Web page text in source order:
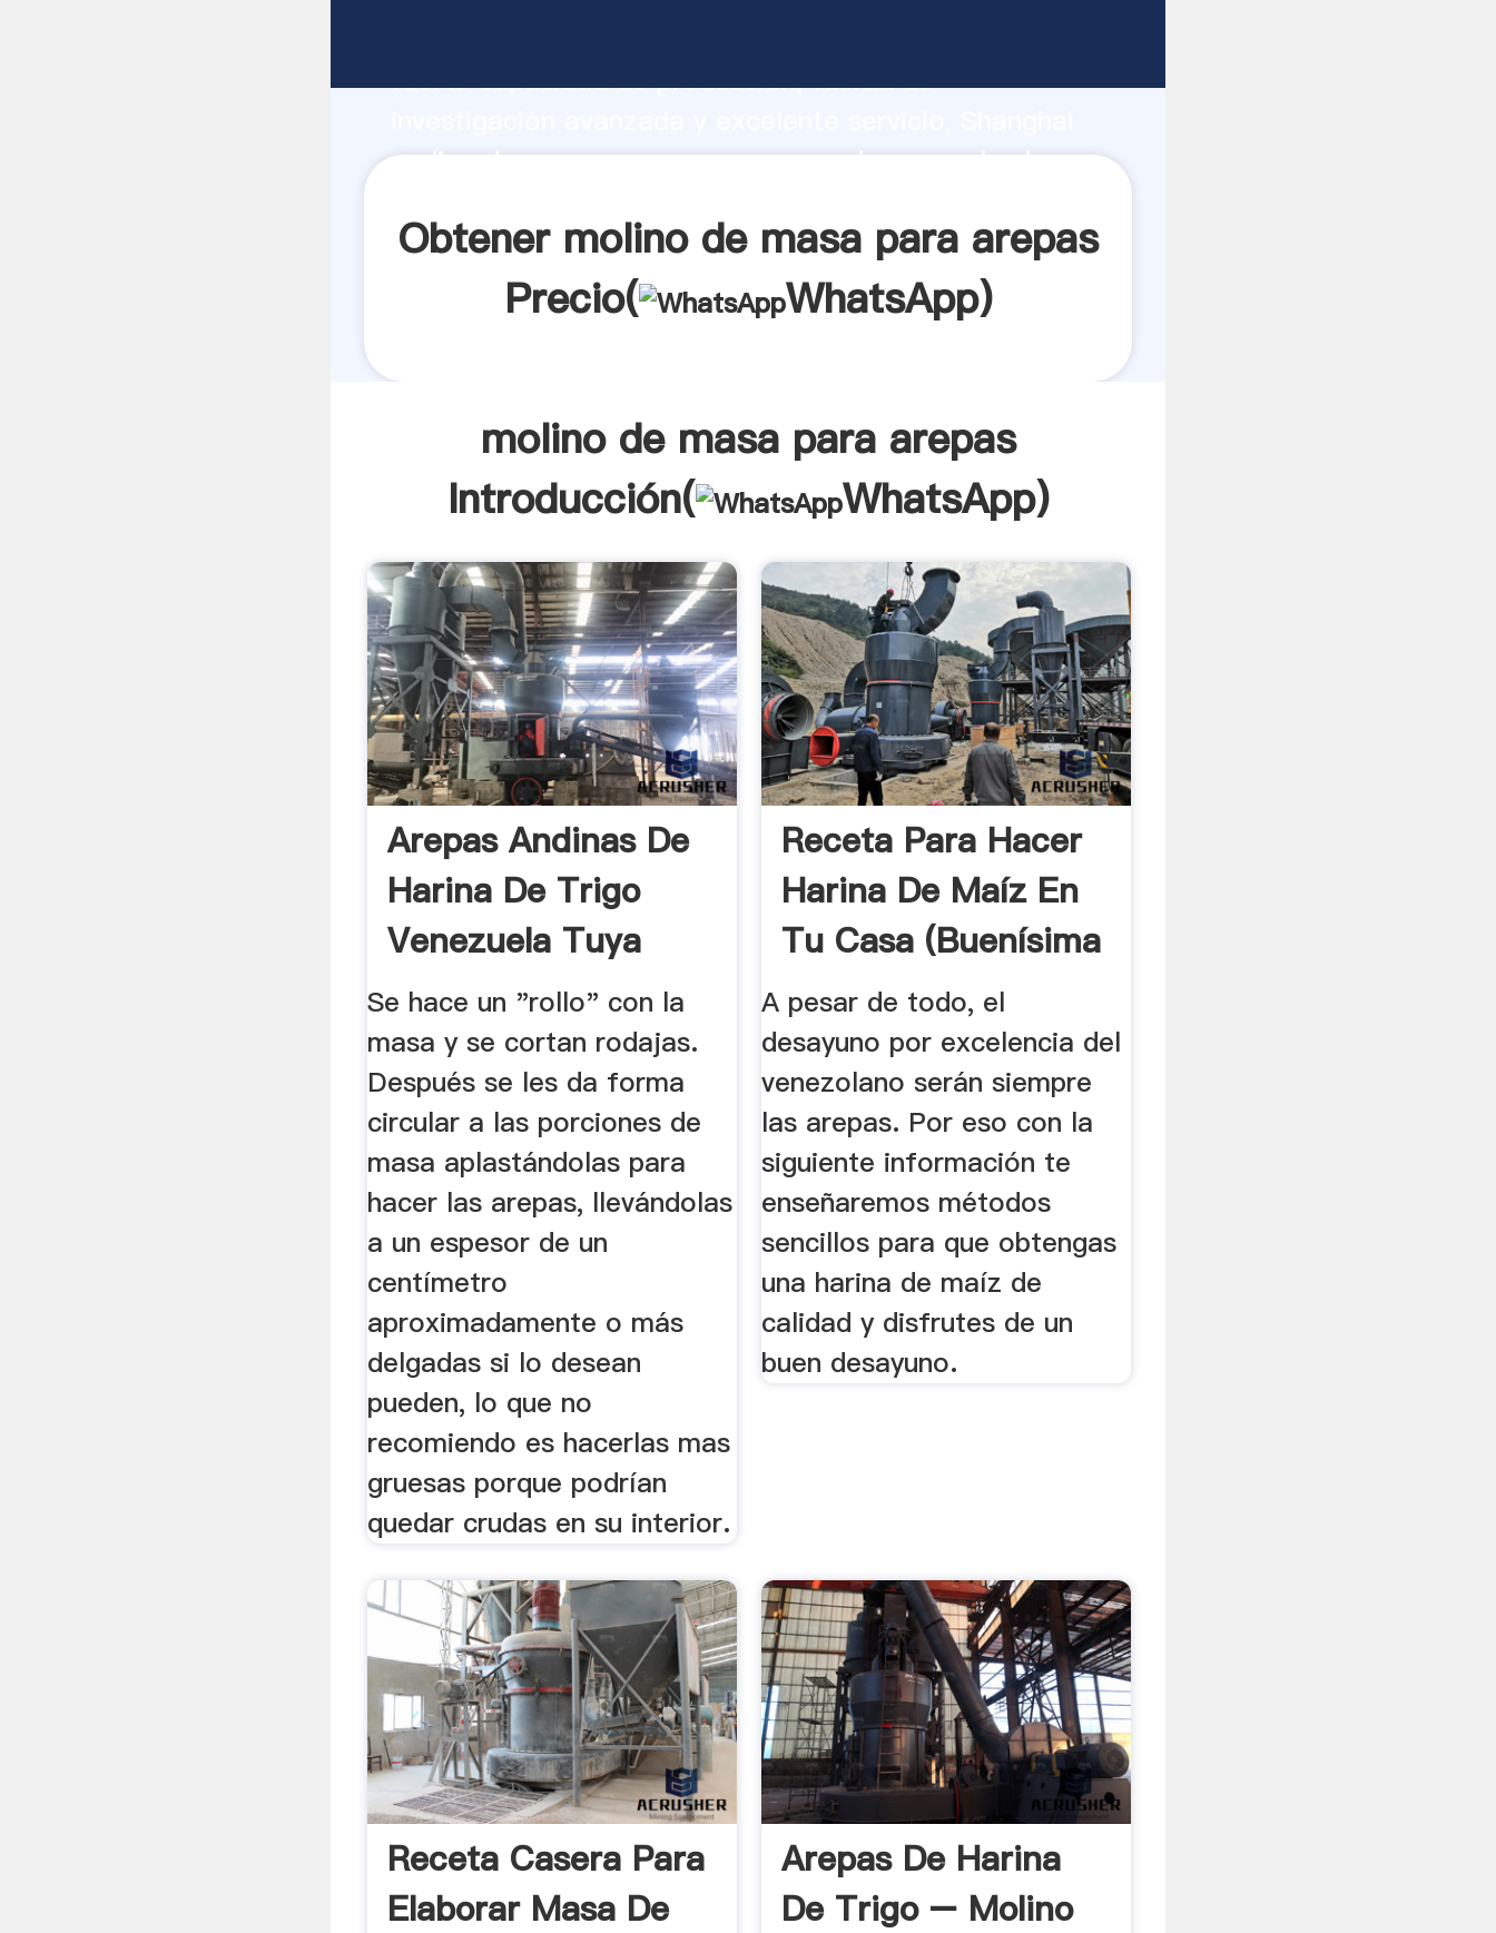
fuerte capacidad de producción, fuerza de
molino de masa para arepas proveedor crea el valor y
Obtener molino de masa para arepas
Precio(
WhatsApp)
molino de masa para arepas
Introducción(
WhatsApp)
Arepas Andinas De
Harina De Trigo
Venezuela Tuya
Se hace un "rollo" con la
masa y se cortan rodajas.
Después se les da forma
circular a las porciones de
masa aplastándolas para
hacer las arepas, llevándolas
a un espesor de un
centímetro
aproximadamente o más
delgadas si lo desean
pueden, lo que no
recomiendo es hacerlas mas
gruesas porque podrían
quedar crudas en su interior.
Receta Para Hacer
Harina De Maíz En
Tu Casa (Buenísima
...
A pesar de todo, el
desayuno por excelencia del
venezolano serán siempre
las arepas. Por eso con la
siguiente información te
enseñaremos métodos
sencillos para que obtengas
una harina de maíz de
calidad y disfrutes de un
buen desayuno.
Receta Casera Para
Elaborar Masa De
Arepas De Harina
De Trigo – Molino